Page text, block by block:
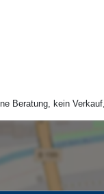
Beratung, kein